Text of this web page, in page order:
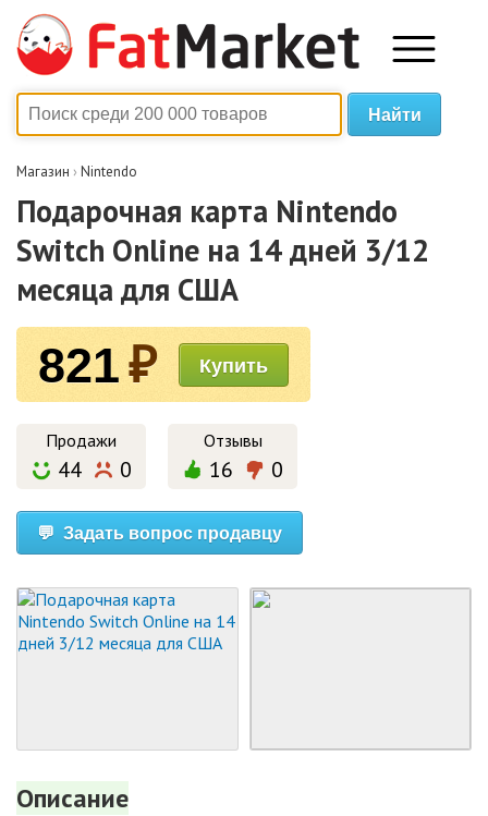
Магазин › Nintendo
Подарочная карта Nintendo
Switch Online на 14 дней 3/12
месяца для США
821₽
Продажи
44 0
Отзывы
16 0
💬 Задать вопрос продавцу
Описание